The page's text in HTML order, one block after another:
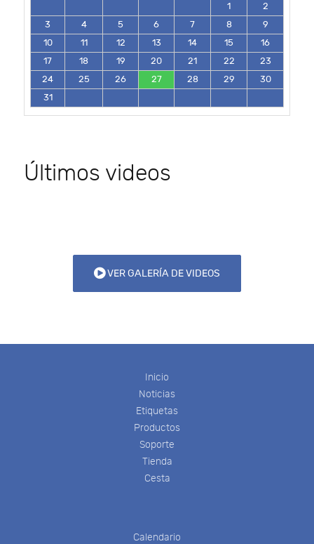
1
2
3
4 5 6 7 8
9
10
11 12 13 14 15
16
17
18 19 20 21 22
23
24
25 26 27 28 29
30
31
Últimos videos
VER GALERÍA DE VIDEOS
Inicio
Noticias
Etiquetas
Productos
Soporte
Tienda
Cesta
Calendario